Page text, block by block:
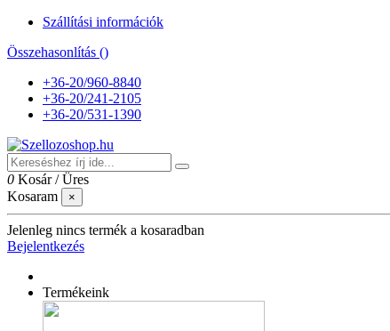
Szállítási információk
Összehasonlítás ()
+36-20/960-8840
+36-20/241-2105
+36-20/531-1390
0 Kosár /Üres
Kosaram
×
Jelenleg nincs termék a kosaradban
Bejelentkezés
Termékeink